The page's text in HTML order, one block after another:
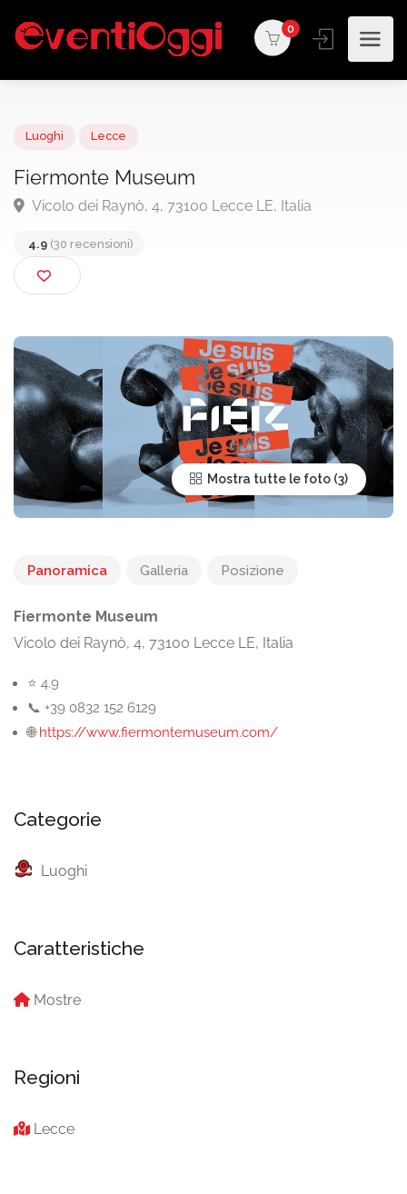
0
Fiermonte Museum
(30 recensioni)
Mostra tutte le foto
Panoramica Galleria Posizione
Fiermonte Museum
Vicolo dei Raynò, 4, 73100 Lecce LE, Italia
⭐ 4.9
📞 +39 0832 152 6129
🌐https://www.fiermontemuseum.com/
Categorie
Luoghi
Caratteristiche
Mostre
Regioni
Lecce